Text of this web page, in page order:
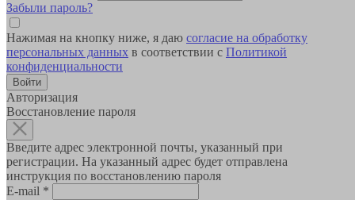
Забыли пароль?
Нажимая на кнопку ниже, я даю согласие на обработку
персональных данных в соответствии с Политикой
конфиденциальности
Авторизация
Восстановление пароля
Введите адрес электронной почты, указанный при
регистрации. На указанный адрес будет отправлена
инструкция по восстановлению пароля
E-mail *